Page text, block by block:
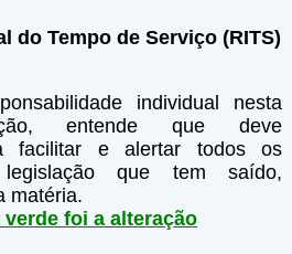
do Tempo de Serviço (RITS)
individual nesta
entende que deve
facilitar e alertar todos os
que tem saído,
matéria.
foi a alteração